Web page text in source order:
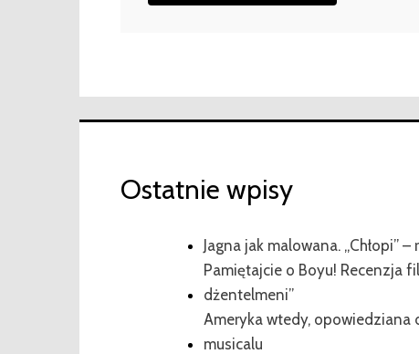
Ostatnie wpisy
Jagna jak malowana. „Chłopi”
Pamiętajcie o Boyu! Recenzja
dżentelmeni”
Ameryka wtedy, opowiedziana
musicalu